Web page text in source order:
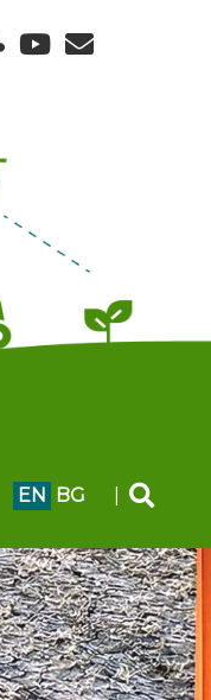
EN BG